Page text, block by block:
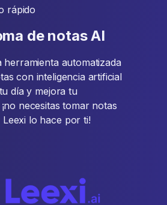
rápido
de notas AI
herramienta automatizada
con inteligencia artificial
día y mejora tu
necesitas tomar notas
lo hace por ti!